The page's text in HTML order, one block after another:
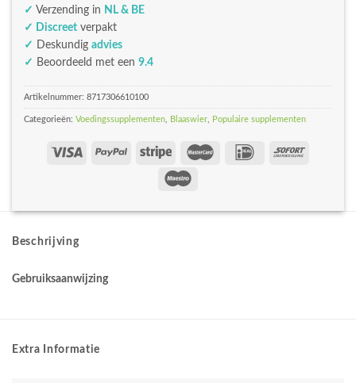
✓ Verzending in NL & BE
✓ Discreet verpakt
✓
Deskundig advies
✓ Beoordeeld met een 9.4
Artikelnummer: 8717306610100
Categorieën: Voedingssupplementen Blaaswier Populaire supplementen
Beschrijving
Gebruiksaanwijzing
Extra Informatie